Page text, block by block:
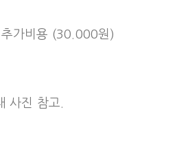
추가비용 (30.000원)
사진 참고.